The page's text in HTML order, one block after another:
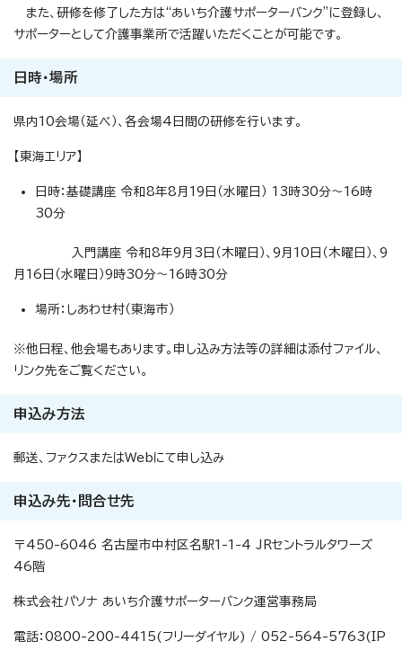
また、研修を修了した方は“あいち介護サポーターバンク”に登録し、
サポーターとして介護事業所で活躍いただくことが可能です。
日時・場所
県内10会場（延べ）、各会場4日間の研修を行います。
【東海エリア】
日時：基礎講座 令和8年8月19日（水曜日） 13時30分～16時
30分
入門講座 令和8年9月3日（木曜日）、9月10日（木曜日）、9
月16日（水曜日）9時30分～16時30分
場所：しあわせ村（東海市）
※他日程、他会場もあります。申し込み方法等の詳細は添付ファイル、
リンク先をご覧ください。
申込み方法
郵送、ファクスまたはWebにて申し込み
申込み先・問合せ先
〒450-6046 名古屋市中村区名駅1-1-4 JRセントラルタワーズ
46階
株式会社パソナ あいち介護サポーターバンク運営事務局
電話：0800-200-4415(フリーダイヤル) / 052-564-5763(IP